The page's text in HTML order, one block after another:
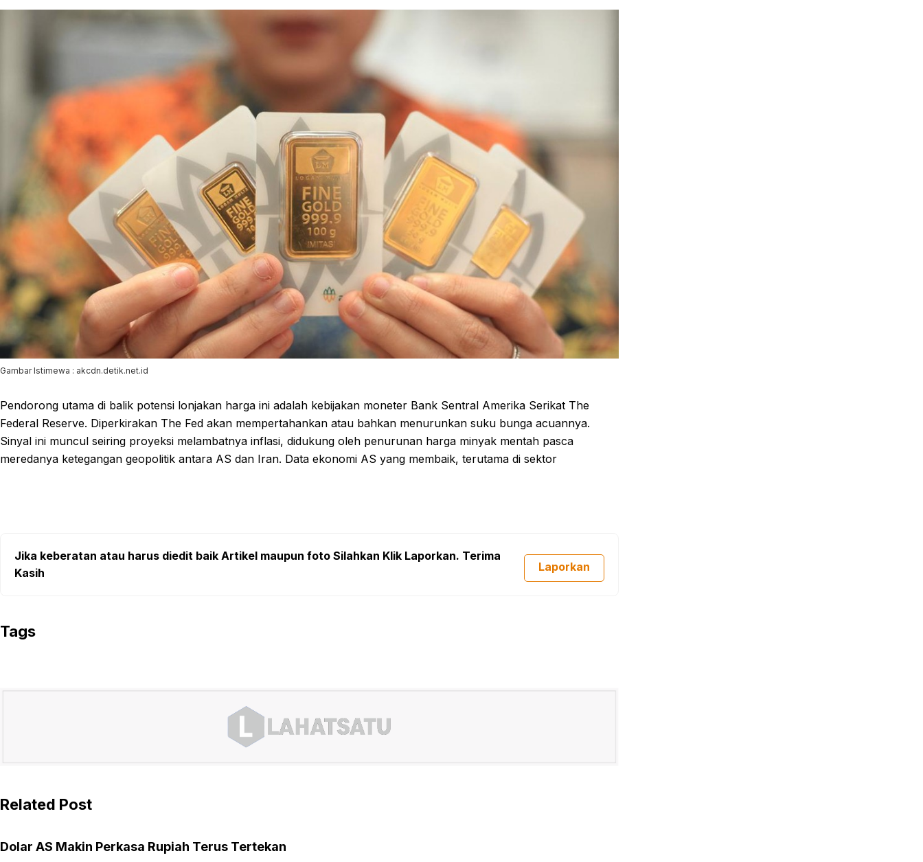
Gambar Istimewa : akcdn.detik.net.id
Pendorong utama di balik potensi lonjakan harga ini adalah kebijakan moneter Bank Sentral Amerika Serikat The
Federal Reserve. Diperkirakan The Fed akan mempertahankan atau bahkan menurunkan suku bunga acuannya.
Sinyal ini muncul seiring proyeksi melambatnya inflasi, didukung oleh penurunan harga minyak mentah pasca
meredanya ketegangan geopolitik antara AS dan Iran. Data ekonomi AS yang membaik, terutama di sektor
Jika keberatan atau harus diedit baik Artikel maupun foto Silahkan Klik Laporkan. Terima
Kasih
Laporkan
Tags
Related Post
Dolar AS Makin Perkasa Rupiah Terus Tertekan